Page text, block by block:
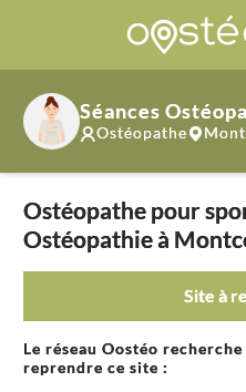
Séances
Ostéopathe
Ostéopathe pour
Ostéopathie à
Site à
Le réseau Oostéo
reprendre ce site :